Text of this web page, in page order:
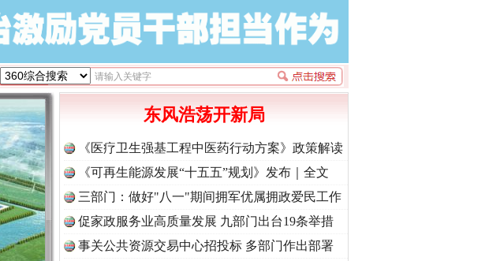
东风浩荡开新局
《医疗卫生强基工程中医药行动方案》政策解读
《可再生能源发展“十五五”规划》发布｜全文
三部门：做好"八一"期间拥军优属拥政爱民工作
促家政服务业高质量发展 九部门出台19条举措
事关公共资源交易中心招投标 多部门作出部署